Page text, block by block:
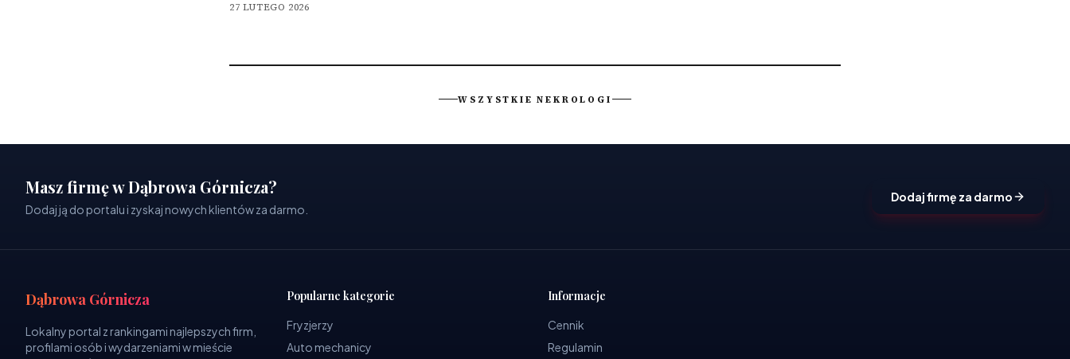
27 LUTEGO 2026
WSZYSTKIE NEKROLOGI
Masz firmę w Dąbrowa Górnicza?
Dodaj ją do portalu i zyskaj nowych klientów za darmo.
Dodaj firmę za darmo
Dąbrowa Górnicza
Lokalny portal z rankingami najlepszych firm,
profilami osób i wydarzeniami w mieście
Popularne kategorie
Fryzjerzy
Auto mechanicy
Informacje
Cennik
Regulamin